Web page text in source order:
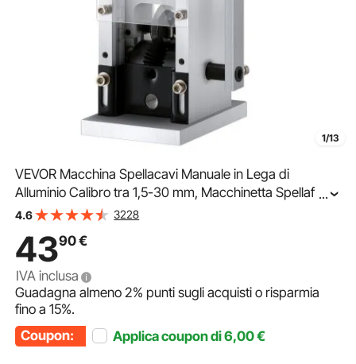
1/13
VEVOR Macchina Spellacavi Manuale in Lega di
Alluminio Calibro tra 1,5-30 mm, Macchinetta Spellafili
Manuale per Cablaggio Cavi Elettrici Funzionamento con
...
4.6 3228
4390€
IVA inclusa
Guadagna almeno2% punti sugli acquisti o risparmia
fino a15%.
Coupon:
Applica coupon di6,00€